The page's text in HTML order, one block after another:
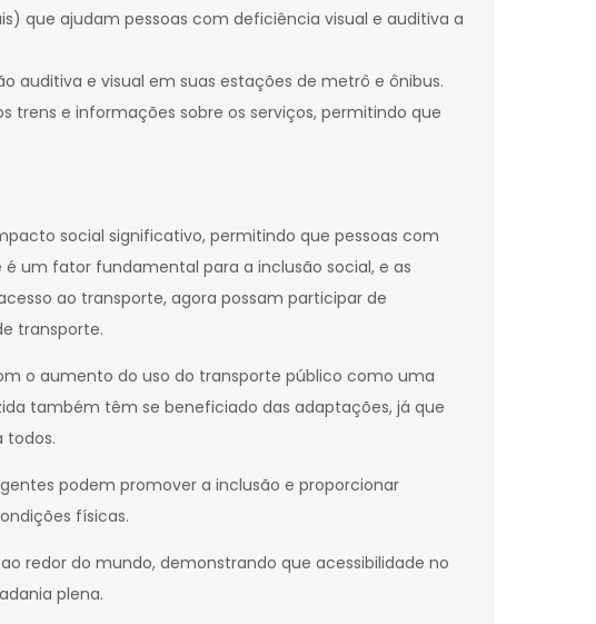
que ajudam pessoas com deficiência visual e auditiva a
auditiva e visual em suas estações de metrô e ônibus.
trens e informações sobre os serviços, permitindo que
social significativo, permitindo que pessoas com
um fator fundamental para a inclusão social, e as
ao transporte, agora possam participar de
transporte.
o aumento do uso do transporte público como uma
também têm se beneficiado das adaptações, já que
todos.
podem promover a inclusão e proporcionar
físicas.
redor do mundo, demonstrando que acessibilidade no
plena.